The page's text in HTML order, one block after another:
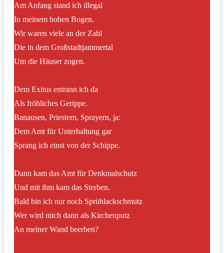
Am Anfang stand ich illegal
In meinem hohen Bogen.
Wir waren viele an der Zahl
Die in dem Großstadtjammertal
Um die Häuser zogen.
Dem Exitus entrann ich da
Als fröhliches Gerippe.
Banausen, Priestern, Sprayern, ja:
Dem Amt für Unterhaltung gar
Sprang ich einst von der Schippe.
Dann kam das Amt für Denkmalschutz
Und mit ihm kam das Sterben.
Bald bin ich nur noch Sprühlackschmutz
Wer wird mich dann als Kirchenputz
An meiner Wand beerben?